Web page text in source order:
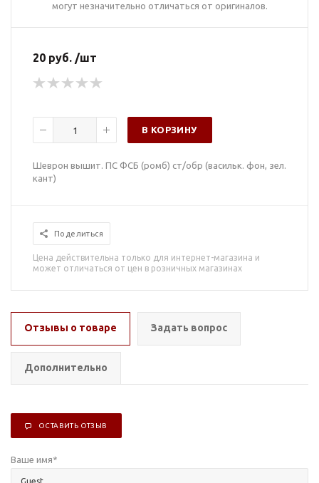
могут незначительно отличаться от оригиналов.
20 руб. /шт
В КОРЗИНУ
Шеврон вышит. ПС ФСБ (ромб) ст/обр (васильк. фон, зел.
кант)
Поделиться
Цена действительна только для интернет-магазина и
может отличаться от цен в розничных магазинах
Отзывы о товаре Задать вопрос
Дополнительно
ОСТАВИТЬ ОТЗЫВ
Ваше имя*